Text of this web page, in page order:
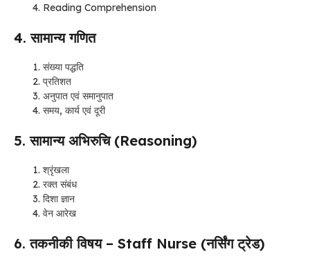
Reading Comprehension
4. सामान्य गणित
संख्या पद्धति
प्रतिशत
अनुपात एवं समानुपात
समय, कार्य एवं दूरी
5. सामान्य अभिरुचि (Reasoning)
श्रृंखला
रक्त संबंध
दिशा ज्ञान
वेन आरेख
6. तकनीकी विषय – Staff Nurse (नर्सिंग ट्रेड)